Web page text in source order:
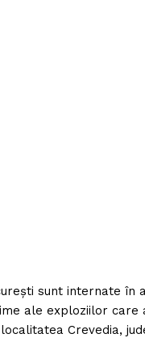
sunt internate în
ale exploziilor care
Crevedia,